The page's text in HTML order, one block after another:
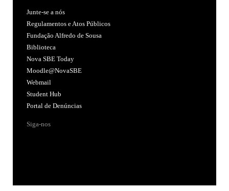
Junte-se a nós
Regulamentos e Atos Públicos
Fundação Alfredo de Sousa
Biblioteca
Nova SBE Today
Moodle@NovaSBE
Webmail
Student Hub
Portal de Denúncias
Siga-nos